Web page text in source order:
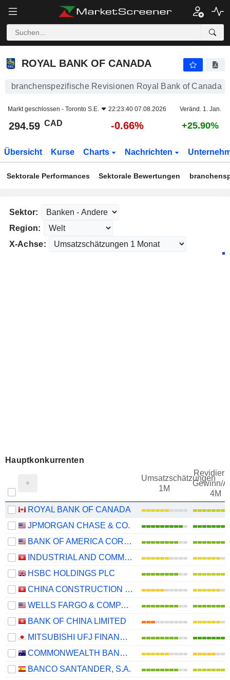
ROYAL BANK OF CANADA
ROYAL BANK OF CANADA
branchenspezifische Revisionen Royal Bank of Canada
Markt geschlossen - Toronto S.E. 22:23:40 07.08.2026 Veränd. 1. Jan.
294.59 CAD -0.66% +25.90%
Übersicht Kurse Charts Nachrichten
Sektorale Performances Sektorale Bewertungen
Sektor:
Region:
X-Achse:
Hauptkonkurrenten
Umsatzschätzungen
1M
Gewinn/
4M
ROYAL BANK OF CANADA
JPMORGAN CHASE & CO.
BANK OF AMERICA CORPORATION
INDUSTRIAL AND COMMERCIAL BANK OF CHINA LIMITED
HSBC HOLDINGS PLC
CHINA CONSTRUCTION BANK CORPORATION
WELLS FARGO & COMPANY
BANK OF CHINA LIMITED
MITSUBISHI UFJ FINANCIAL GROUP, INC.
COMMONWEALTH BANK OF AUSTRALIA
BANCO SANTANDER, S.A.